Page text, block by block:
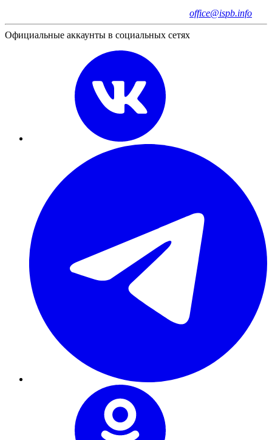
office@ispb.info
Официальные аккаунты в социальных сетях